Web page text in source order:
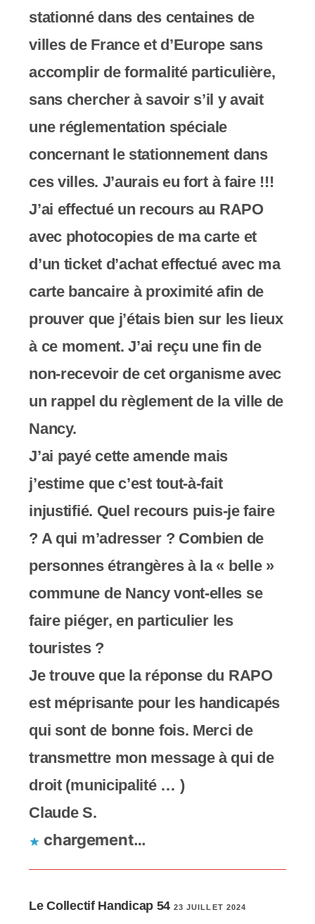
stationné dans des centaines de
villes de France et d’Europe sans
accomplir de formalité particulière,
sans chercher à savoir s’il y avait
une réglementation spéciale
concernant le stationnement dans
ces villes. J’aurais eu fort à faire !!!
J’ai effectué un recours au RAPO
avec photocopies de ma carte et
d’un ticket d’achat effectué avec ma
carte bancaire à proximité afin de
prouver que j’étais bien sur les lieux
à ce moment. J’ai reçu une fin de
non-recevoir de cet organisme avec
un rappel du règlement de la ville de
Nancy.
J’ai payé cette amende mais
j’estime que c’est tout-à-fait
injustifié. Quel recours puis-je faire
? A qui m’adresser ? Combien de
personnes étrangères à la « belle »
commune de Nancy vont-elles se
faire piéger, en particulier les
touristes ?
Je trouve que la réponse du RAPO
est méprisante pour les handicapés
qui sont de bonne fois. Merci de
transmettre mon message à qui de
droit (municipalité … )
Claude S.
chargement…
Le Collectif Handicap 54 23 JUILLET 2024